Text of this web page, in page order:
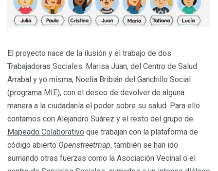
El proyecto nace de la ilusión y el trabajo de dos
Trabajadoras Sociales: Marisa Juan, del Centro de Salud
Arrabal y yo misma, Noelia Bribián del Ganchillo Social
(programa MIE), con el deseo de devolver de alguna
manera a la ciudadanía el poder sobre su salud. Para ello
contamos con Alejandro Suárez y el resto del grupo de
Mapeado Colaborativo que trabajan con la plataforma de
código abierto Openstreetmap, también se han ido
sumando otras fuerzas como la Asociación Vecinal o el